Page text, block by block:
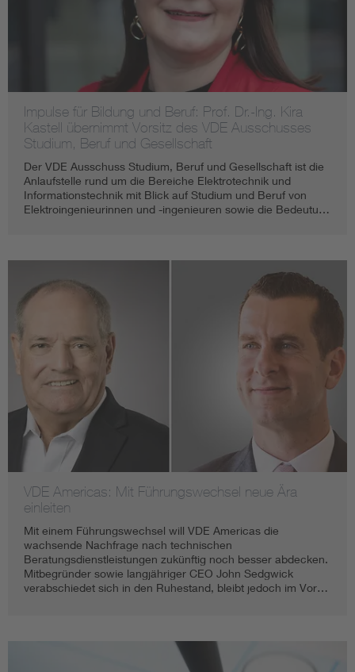
Impulse für Bildung und Beruf: Prof. Dr.-Ing. Kira
Kastell übernimmt Vorsitz des VDE Ausschusses
Studium, Beruf und Gesellschaft
Der VDE Ausschuss Studium, Beruf und Gesellschaft ist die
Anlaufstelle rund um die Bereiche Elektrotechnik und
Informationstechnik mit Blick auf Studium und Beruf von
Elektroingenieurinnen und -ingenieuren sowie die Bedeutu…
VDE Americas: Mit Führungswechsel neue Ära
einleiten
Mit einem Führungswechsel will VDE Americas die
wachsende Nachfrage nach technischen
Beratungsdienstleistungen zukünftig noch besser abdecken.
Mitbegründer sowie langjähriger CEO John Sedgwick
verabschiedet sich in den Ruhestand, bleibt jedoch im Vor…